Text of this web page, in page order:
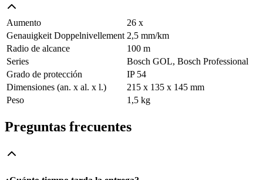
Aumento
26 x
Genauigkeit Doppelnivellement 2,5 mm/km
Radio de alcance
100 m
Series
Bosch GOL, Bosch Professional
Grado de protección
IP 54
Dimensiones (an. x al. x l.)
215 x 135 x 145 mm
Peso
1,5 kg
Preguntas frecuentes